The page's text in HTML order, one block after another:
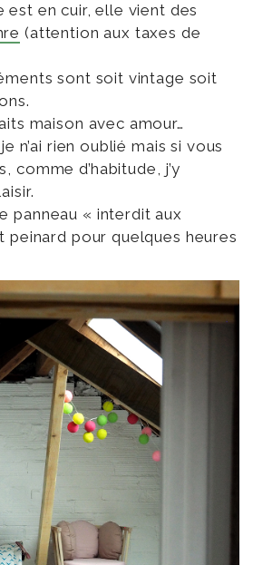
est en cuir, elle vient des
(attention aux taxes de
sont soit vintage soit
maison avec amour…
n’ai rien oublié mais si vous
comme d’habitude, j’y
panneau « interdit aux
peinard pour quelques heures